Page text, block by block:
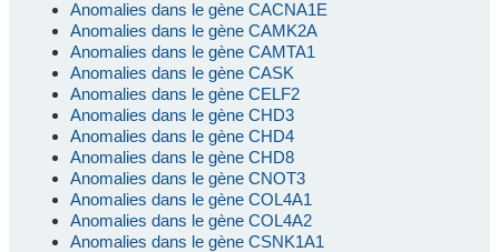
Anomalies dans le gène CACNA1E
Anomalies dans le gène CAMK2A
Anomalies dans le gène CAMTA1
Anomalies dans le gène CASK
Anomalies dans le gène CELF2
Anomalies dans le gène CHD3
Anomalies dans le gène CHD4
Anomalies dans le gène CHD8
Anomalies dans le gène CNOT3
Anomalies dans le gène COL4A1
Anomalies dans le gène COL4A2
Anomalies dans le gène CSNK1A1